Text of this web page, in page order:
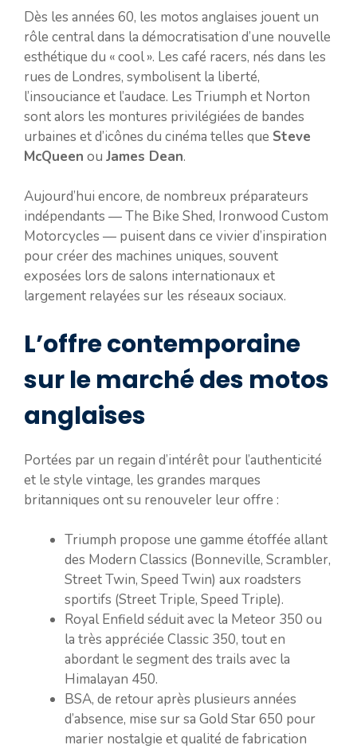
Dès les années 60, les motos anglaises jouent un
rôle central dans la démocratisation d’une nouvelle
esthétique du « cool ». Les café racers, nés dans les
rues de Londres, symbolisent la liberté,
l’insouciance et l’audace. Les Triumph et Norton
sont alors les montures privilégiées de bandes
urbaines et d’icônes du cinéma telles que Steve
McQueen ou James Dean.
Aujourd’hui encore, de nombreux préparateurs
indépendants — The Bike Shed, Ironwood Custom
Motorcycles — puisent dans ce vivier d’inspiration
pour créer des machines uniques, souvent
exposées lors de salons internationaux et
largement relayées sur les réseaux sociaux.
L’offre contemporaine
sur le marché des motos
anglaises
Portées par un regain d’intérêt pour l’authenticité
et le style vintage, les grandes marques
britanniques ont su renouveler leur offre :
Triumph propose une gamme étoffée allant
des Modern Classics (Bonneville, Scrambler,
Street Twin, Speed Twin) aux roadsters
sportifs (Street Triple, Speed Triple).
Royal Enfield séduit avec la Meteor 350 ou
la très appréciée Classic 350, tout en
abordant le segment des trails avec la
Himalayan 450.
BSA, de retour après plusieurs années
d’absence, mise sur sa Gold Star 650 pour
marier nostalgie et qualité de fabrication